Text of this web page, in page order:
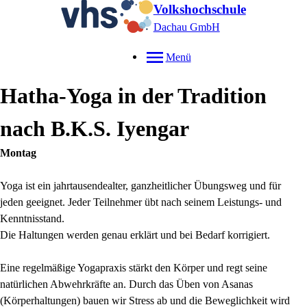
Volkshochschule
Dachau GmbH
Menü
Hatha-Yoga in der Tradition
nach B.K.S. Iyengar
Montag
Yoga ist ein jahrtausendealter, ganzheitlicher Übungsweg und für
jeden geeignet. Jeder Teilnehmer übt nach seinem Leistungs- und
Kenntnisstand.
Die Haltungen werden genau erklärt und bei Bedarf korrigiert.
Eine regelmäßige Yogapraxis stärkt den Körper und regt seine
natürlichen Abwehrkräfte an. Durch das Üben von Asanas
(Körperhaltungen) bauen wir Stress ab und die Beweglichkeit wird